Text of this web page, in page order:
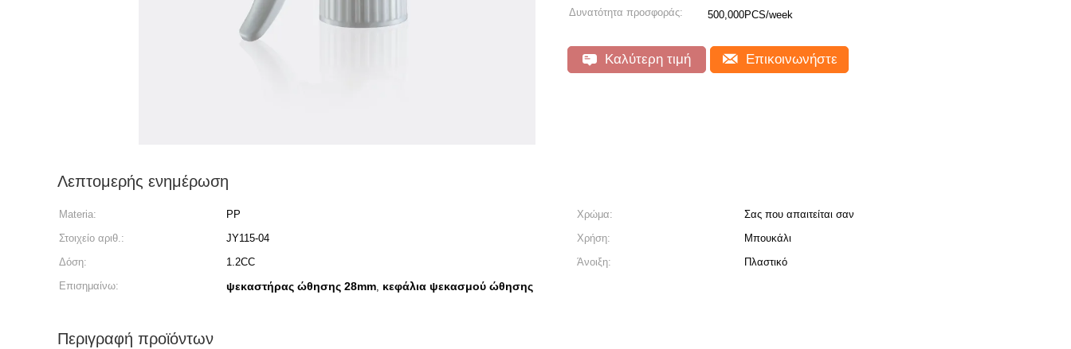
Δυνατότητα προσφοράς: 500,000PCS/week
Καλύτερη τιμή Επικοινωνήστε
Λεπτομερής ενημέρωση
Materia: PP Χρώμα:
Σας που απαιτείται σαν
Στοιχείο αριθ.:
JY115-04 Χρήση:
Μπουκάλι
Δόση:
1.2CC Άνοιξη:
Πλαστικό
Επισημαίνω:
ψεκαστήρας ώθησης 28mm, κεφάλια ψεκασμού ώθησης
Περιγραφή προϊόντων